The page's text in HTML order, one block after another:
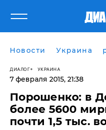
Новости Украина
ДИАЛОГ УКРАИНА
7 февраля 2015, 21:38
Порошенко: в
более 5600
почти 1,5 тыс.